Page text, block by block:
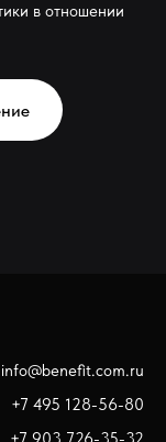
в отношении
info@benefit.com.ru
+7 495 128-56-80